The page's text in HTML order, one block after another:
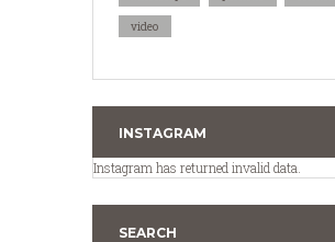
video
INSTAGRAM
Instagram has returned invalid data.
SEARCH